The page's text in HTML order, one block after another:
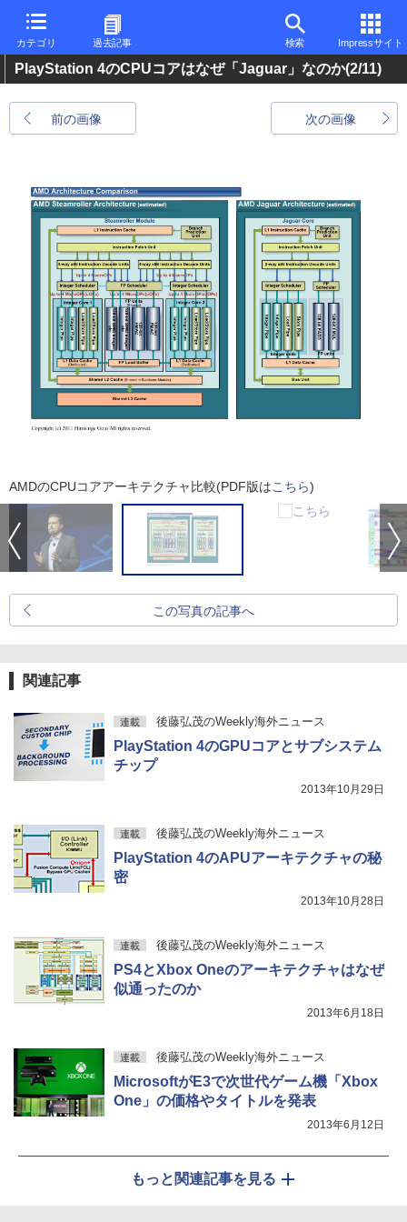
カテゴリ 過去記事 検索 Impressサイト
PlayStation 4のCPUコアはなぜ「Jaguar」なのか(2/11)
前の画像 次の画像
AMDのCPUコアアーキテクチャ比較(PDF版はこちら)
この写真の記事へ
関連記事
連載 後藤弘茂のWeekly海外ニュース
PlayStation 4のGPUコアとサブシステム
チップ
2013年10月29日
連載 後藤弘茂のWeekly海外ニュース
PlayStation 4のAPUアーキテクチャの秘
密
2013年10月28日
連載 後藤弘茂のWeekly海外ニュース
PS4とXbox Oneのアーキテクチャはなぜ
似通ったのか
2013年6月18日
連載 後藤弘茂のWeekly海外ニュース
MicrosoftがE3で次世代ゲーム機「Xbox
One」の価格やタイトルを発表
2013年6月12日
もっと関連記事を見る